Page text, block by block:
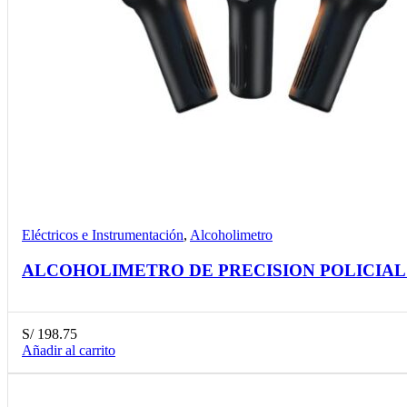
Eléctricos e Instrumentación, Alcoholimetro
ALCOHOLIMETRO DE PRECISION POLICIAL
S/198.75
Añadir al carrito